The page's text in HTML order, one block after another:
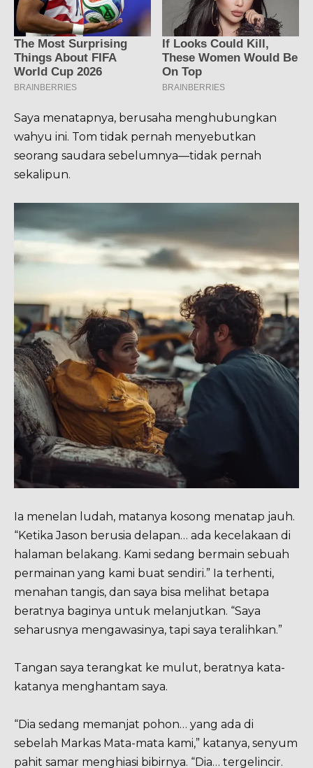
Saya menatapnya, berusaha menghubungkan
wahyu ini. Tom tidak pernah menyebutkan
seorang saudara sebelumnya—tidak pernah
sekalipun.
Ia menelan ludah, matanya kosong menatap jauh.
“Ketika Jason berusia delapan… ada kecelakaan di
halaman belakang. Kami sedang bermain sebuah
permainan yang kami buat sendiri.” Ia terhenti,
menahan tangis, dan saya bisa melihat betapa
beratnya baginya untuk melanjutkan. “Saya
seharusnya mengawasinya, tapi saya teralihkan.”
Tangan saya terangkat ke mulut, beratnya kata-
katanya menghantam saya.
“Dia sedang memanjat pohon… yang ada di
sebelah Markas Mata-mata kami,” katanya, senyum
pahit samar menghiasi bibirnya. “Dia… tergelincir.